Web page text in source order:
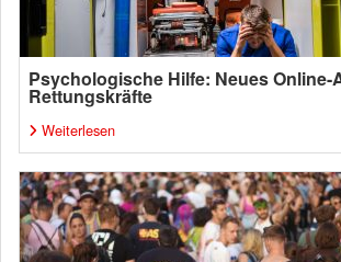
Psychologische Hilfe: Neues Online-
Rettungskräfte
Weiterlesen